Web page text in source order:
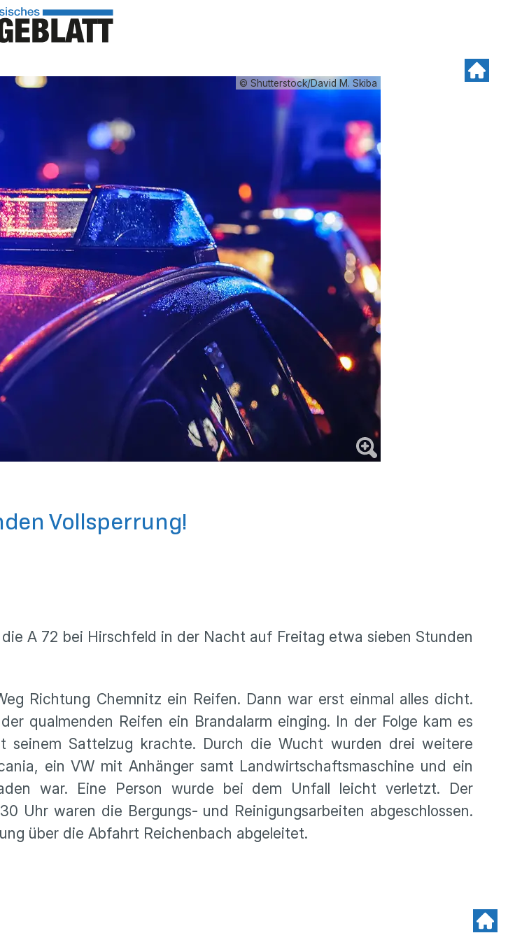
© Shutterstock/David M. Skiba
Vollsperrung!
A 72 bei Hirschfeld in der Nacht auf Freitag etwa sieben Stunden
Richtung Chemnitz ein Reifen. Dann war erst einmal alles dicht.
qualmenden Reifen ein Brandalarm einging. In der Folge kam es
seinem Sattelzug krachte. Durch die Wucht wurden drei weitere
ein VW mit Anhänger samt Landwirtschaftsmaschine und ein
war. Eine Person wurde bei dem Unfall leicht verletzt. Der
Uhr waren die Bergungs- und Reinigungsarbeiten abgeschlossen.
über die Abfahrt Reichenbach abgeleitet.